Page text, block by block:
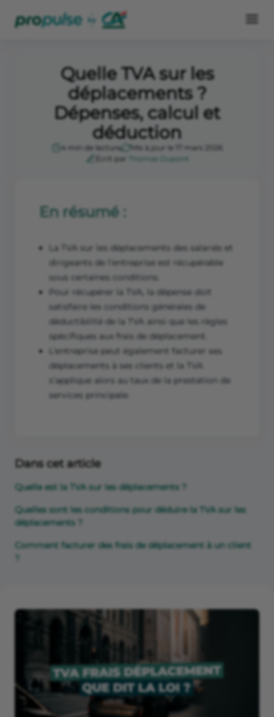
Quelle TVA sur les
déplacements ?
Dépenses, calcul et
déduction
4 min de lecture
Mis à jour le 17 mars 2026
Écrit par
Thomas Dupont
En résumé :
La TVA sur les déplacements des salariés et
dirigeants de l’entreprise est récupérable
sous certaines conditions.
Pour récupérer la TVA, la dépense doit
satisfaire les conditions générales de
déductibilité de la TVA ainsi que les règles
spécifiques aux frais de déplacement.
L’entreprise peut également facturer ses
déplacements à ses clients et la TVA
s’applique alors au taux de la prestation de
services principale.
Dans cet article
Quelle est la TVA sur les déplacements ?
Quelles sont les conditions pour déduire la TVA sur les
déplacements ?
Comment facturer des frais de déplacement à un client
?